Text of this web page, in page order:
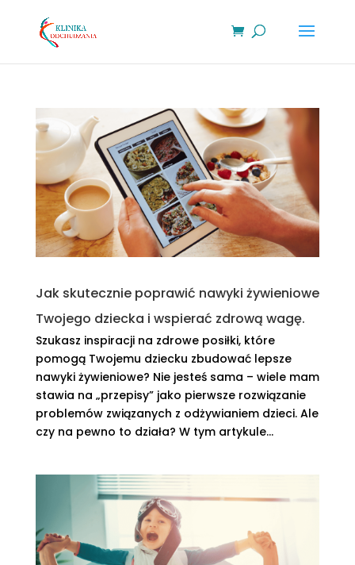
Jak skutecznie poprawić nawyki żywieniowe
Twojego dziecka i wspierać zdrową wagę.
Szukasz inspiracji na zdrowe posiłki, które
pomogą Twojemu dziecku zbudować lepsze
nawyki żywieniowe? Nie jesteś sama – wiele mam
stawia na „przepisy” jako pierwsze rozwiązanie
problemów związanych z odżywianiem dzieci. Ale
czy na pewno to działa? W tym artykule...